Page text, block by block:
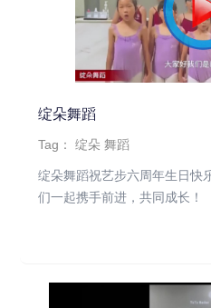
绽朵舞蹈
Tag：绽朵 舞蹈
绽朵舞蹈祝艺步六周年生日快
们一起携手前进，共同成长！